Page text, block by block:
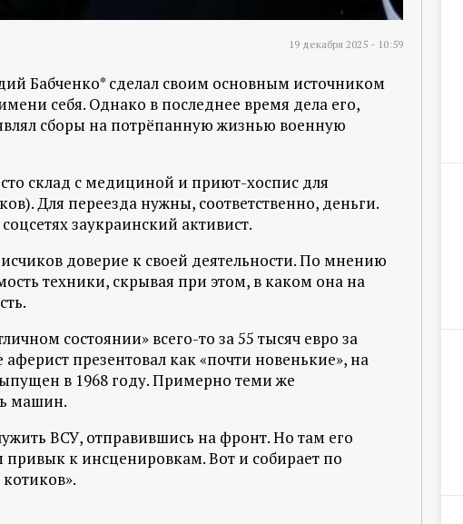
19 декабря 2025 - 10:59
Бабченко* сделал своим основным источником
себя. Однако в последнее время дела его,
сборы на потрёпанную жизнью военную
склад с медициной и приют-хоспис для
Для переезда нужны, соответственно, деньги.
заукраинский активист.
доверие к своей деятельности. По мнению
техники, скрывая при этом, в каком она на
состоянии» всего-то за 55 тысяч евро за
презентовал как «почти новенькие», на
в 1968 году. Примерно теми же
машин.
ВСУ, отправившись на фронт. Но там его
к инсценировкам. Вот и собирает по